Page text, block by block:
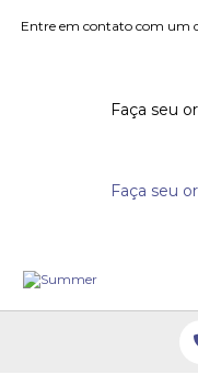
Entre em contato com um
Faça seu
Faça seu